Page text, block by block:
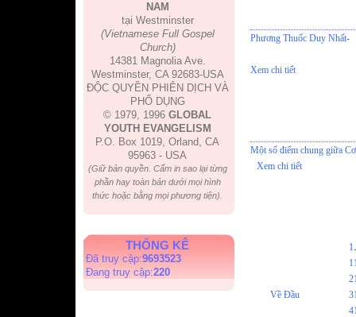
NAM
tại Westminster
(Vietnamese Full Gospel
Church)
14381 Magnolia Ave.
Westminster, CA 92683-USA
ĐỘC QUYỀN PHIÊN DỊCH VÀ
PHỔ DỤNG
© 1979, 1996 GLOBAL
YOUTH EVANGELISM
P.O. Box 1019, Orland, CA
95963 - USA
(Giữ bản quyền. Cấm in sao lại từng
phần hay toàn bản dưới mọi hình
thức hoặc bằng mọi phương tiện).
THỐNG KÊ
Đã truy cập:9693523
Đang truy cập:220
Phương Thuốc Duy Nhất-
Xem chi tiết
Một số điểm chung giữa
Xem chi tiết
Về Đầu
1.